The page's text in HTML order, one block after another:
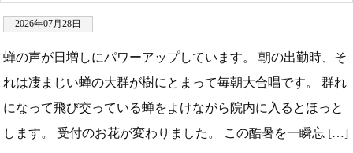
2026年07月28日
蝉の声が日増しにパワーアップしています。 朝の出勤時、そ
れは凄まじい蝉の大群が樹にとまって毎朝大合唱です。 群れ
になって飛び交っている蝉をよけながら院内に入るとほっと
します。 受付のお花が変わりました。 この酷暑を一瞬忘 […]